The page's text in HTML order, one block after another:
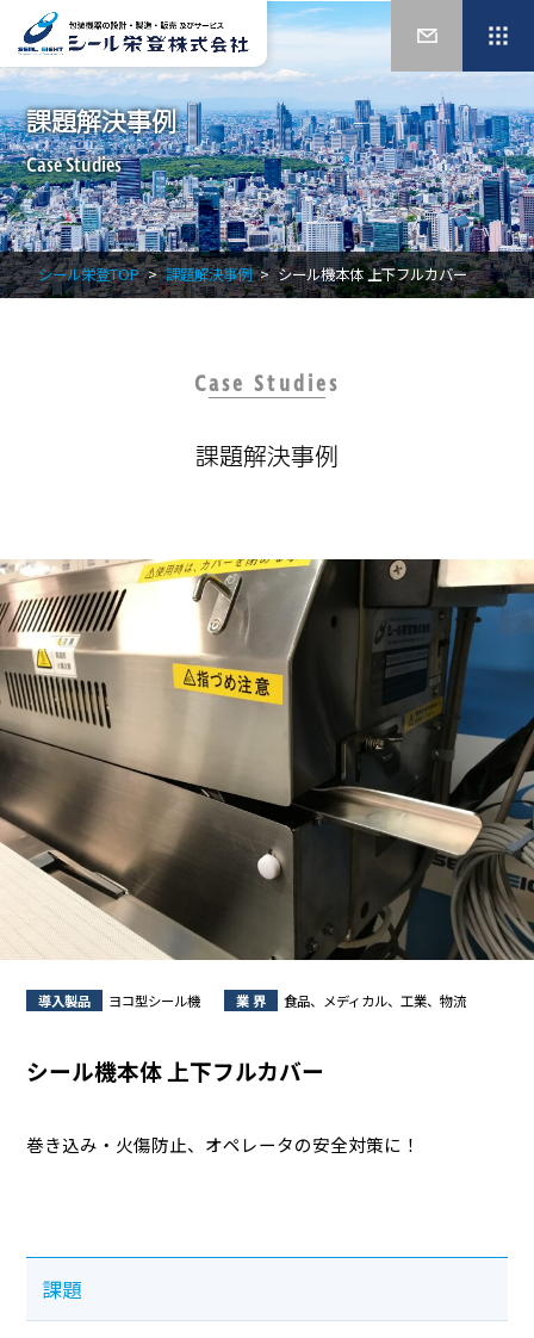
課題解決事例
Case Studies
シール栄登TOP 課題解決事例 シール機本体 上下フルカバー
Case Studies
課題解決事例
導入製品 ヨコ型シール機 業 界 食品、メディカル、工業、物流
シール機本体 上下フルカバー
巻き込み・火傷防止、オペレータの安全対策に！
課題